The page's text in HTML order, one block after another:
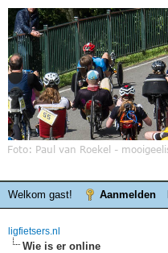
Welkom gast! Aanmelden
ligfietsers.nl
Wie is er online